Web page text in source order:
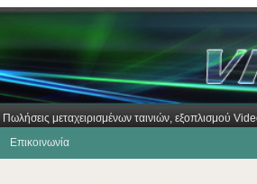
Πωλήσεις μεταχειρισμένων ταινιών,
Επικοινωνία